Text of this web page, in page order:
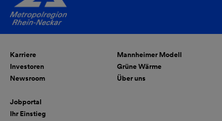
Karriere
Investoren
Newsroom
Mannheimer Modell
Grüne Wärme
Über uns
Jobportal
Ihr Einstieg